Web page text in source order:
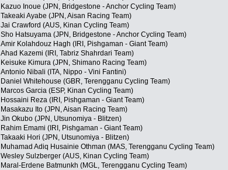
Kazuo Inoue (JPN, Bridgestone - Anchor Cycling Team)
Takeaki Ayabe (JPN, Aisan Racing Team)
Jai Crawford (AUS, Kinan Cycling Team)
Sho Hatsuyama (JPN, Bridgestone - Anchor Cycling Team)
Amir Kolahdouz Hagh (IRI, Pishgaman - Giant Team)
Ahad Kazemi (IRI, Tabriz Shahrdari Team)
Keisuke Kimura (JPN, Shimano Racing Team)
Antonio Nibali (ITA, Nippo - Vini Fantini)
Daniel Whitehouse (GBR, Terengganu Cycling Team)
Marcos Garcia (ESP, Kinan Cycling Team)
Hossaini Reza (IRI, Pishgaman - Giant Team)
Masakazu Ito (JPN, Aisan Racing Team)
Jin Okubo (JPN, Utsunomiya - Blitzen)
Rahim Emami (IRI, Pishgaman - Giant Team)
Takaaki Hori (JPN, Utsunomiya - Blitzen)
Muhamad Adiq Husainie Othman (MAS, Terengganu Cycling Team)
Wesley Sulzberger (AUS, Kinan Cycling Team)
Maral-Erdene Batmunkh (MGL, Terengganu Cycling Team)